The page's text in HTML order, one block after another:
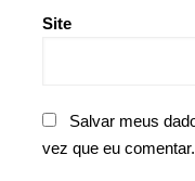
Site
Salvar meus
vez que eu comentar.